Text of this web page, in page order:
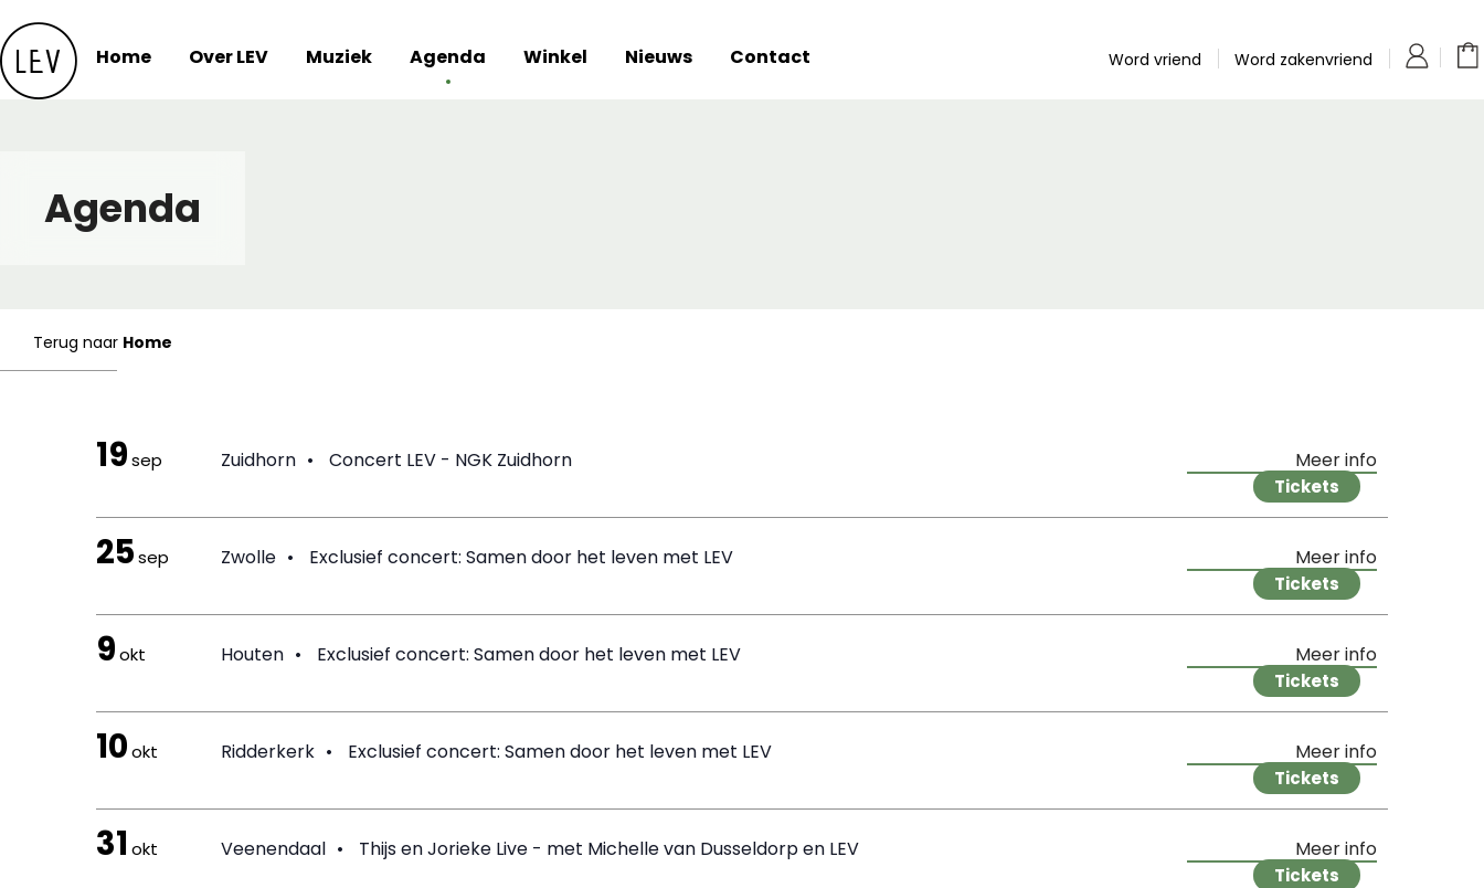
to
content
Home Over LEV Muziek Agenda Winkel Nieuws Contact Word vriend Word zakenvriend
Agenda
Terug naar Home
19sep Zuidhorn • Concert LEV - NGK Zuidhorn Meer info
Tickets
25sep Zwolle • Exclusief concert: Samen door het leven met LEV Meer info
Tickets
9okt Houten • Exclusief concert: Samen door het leven met LEV Meer info
Tickets
10okt Ridderkerk • Exclusief concert: Samen door het leven met LEV Meer info
Tickets
31 okt Veenendaal • Thijs en Jorieke Live - met Michelle van Dusseldorp en LEV Meer info
Tickets